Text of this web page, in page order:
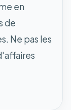
en
de
Ne pas les